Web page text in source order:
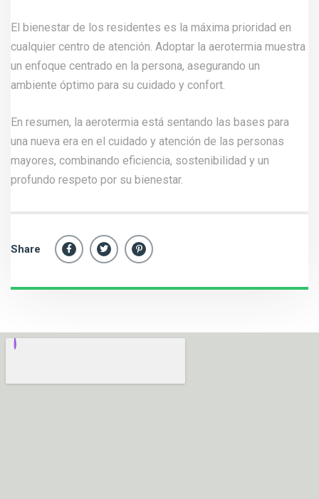
El bienestar de los residentes es la máxima prioridad en
cualquier centro de atención. Adoptar la aerotermia muestra
un enfoque centrado en la persona, asegurando un
ambiente óptimo para su cuidado y confort.
En resumen, la aerotermia está sentando las bases para
una nueva era en el cuidado y atención de las personas
mayores, combinando eficiencia, sostenibilidad y un
profundo respeto por su bienestar.
Share